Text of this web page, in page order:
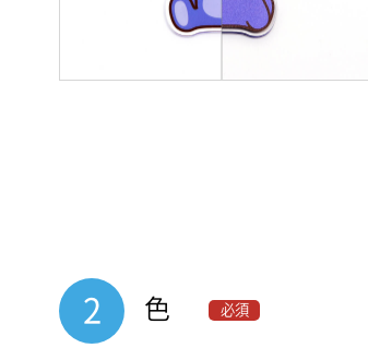
2 色 必須